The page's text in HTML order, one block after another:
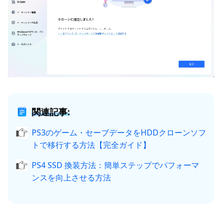
関連記事:
PS3のゲーム・セーブデータをHDDクローンソフ
トで移行する方法【完全ガイド】
PS4 SSD 換装方法：簡単ステップでパフォーマ
ンスを向上させる方法